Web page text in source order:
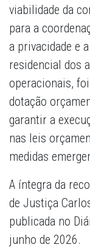
viabilidade da
para a
a privacidade e
residencial dos
operacionais,
dotação
garantir a
nas leis
medidas
A íntegra da
de Justiça
publicada no
junho de 2026.